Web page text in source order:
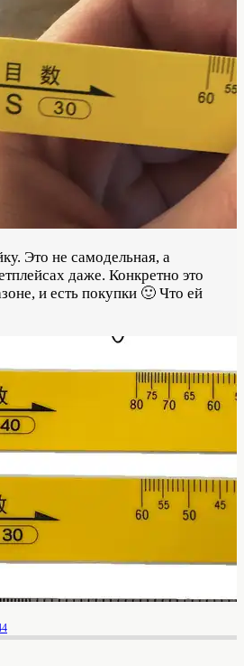
Это не самодельная, а
даже. Конкретно это
и есть покупки 🙂 Что ей